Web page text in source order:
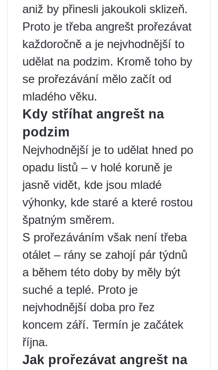
aniž by přinesli jakoukoli sklizeň.
Proto je třeba angrešt prořezávat
každoročně a je nejvhodnější to
udělat na podzim. Kromě toho by
se prořezávání mělo začít od
mladého věku.
Kdy stříhat angrešt na
podzim
Nejvhodnější je to udělat hned po
opadu listů – v holé koruně je
jasně vidět, kde jsou mladé
výhonky, kde staré a které rostou
špatným směrem.
S prořezáváním však není třeba
otálet – rány se zahojí pár týdnů
a během této doby by měly být
suché a teplé. Proto je
nejvhodnější doba pro řez
koncem září. Termín je začátek
října.
Jak prořezávat angrešt na